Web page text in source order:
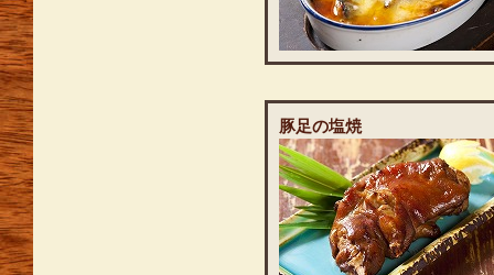
豚足の塩焼